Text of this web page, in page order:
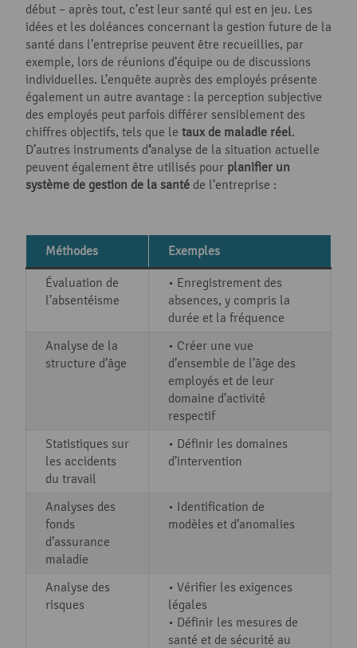
début – après tout, c’est leur santé qui est en jeu. Les
idées et les doléances concernant la gestion future de la
santé dans l’entreprise peuvent être recueillies, par
exemple, lors de réunions d’équipe ou de discussions
individuelles. L’enquête auprès des employés présente
également un autre avantage : la perception subjective
des employés peut parfois différer sensiblement des
chiffres objectifs, tels que le taux de maladie réel.
D’autres instruments d‘analyse de la situation actuelle
peuvent également être utilisés pour planifier un
système de gestion de la santé de l’entreprise :
Méthodes Exemples
Évaluation de
l’absentéisme
• Enregistrement des
absences, y compris la
durée et la fréquence
Analyse de la
structure d’âge
• Créer une vue
d’ensemble de l’âge des
employés et de leur
domaine d’activité
respectif
Statistiques sur
les accidents
du travail
• Définir les domaines
d’intervention
Analyses des
fonds
d’assurance
maladie
• Identification de
modèles et d’anomalies
Analyse des
risques
• Vérifier les exigences
légales
• Définir les mesures de
santé et de sécurité au